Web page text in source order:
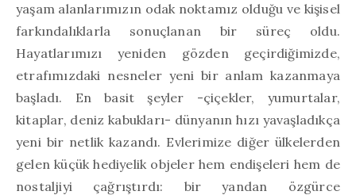
yaşam alanlarımızın odak noktamız olduğu ve kişisel
farkındalıklarla sonuçlanan bir süreç oldu.
Hayatlarımızı yeniden gözden geçirdiğimizde,
etrafımızdaki nesneler yeni bir anlam kazanmaya
başladı. En basit şeyler -çiçekler, yumurtalar,
kitaplar, deniz kabukları- dünyanın hızı yavaşladıkça
yeni bir netlik kazandı. Evlerimize diğer ülkelerden
gelen küçük hediyelik objeler hem endişeleri hem de
nostaljiyi çağrıştırdı: bir yandan özgürce